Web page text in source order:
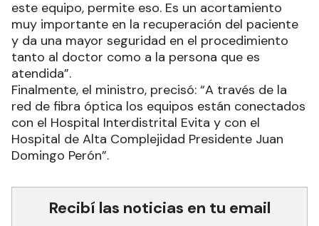
este equipo, permite eso. Es un acortamiento
muy importante en la recuperación del paciente
y da una mayor seguridad en el procedimiento
tanto al doctor como a la persona que es
atendida”.
Finalmente, el ministro, precisó: “A través de la
red de fibra óptica los equipos están conectados
con el Hospital Interdistrital Evita y con el
Hospital de Alta Complejidad Presidente Juan
Domingo Perón”.
Recibí las noticias en tu email